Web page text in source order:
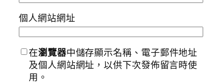
個人網站網址
在瀏覽器中儲存顯示名稱、電子郵件地址
及個人網站網址，以供下次發佈留言時使
用。